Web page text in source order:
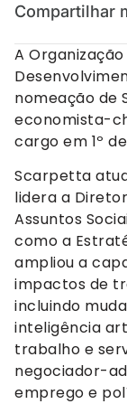
Compartilhar
A
nomeação de
economista-
cargo em 1º
Scarpetta atua
lidera a
Assuntos
como a
ampliou a
impactos de
incluindo
inteligência
trabalho e
negociador-
emprego e